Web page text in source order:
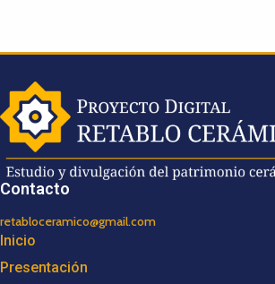
Contacto
retabloceramico@gmail.com
Inicio
Presentación